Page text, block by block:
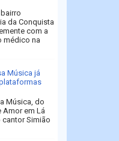
da Conquista
com a
médico na
Música já
Música, do
Amor em Lá
Simião